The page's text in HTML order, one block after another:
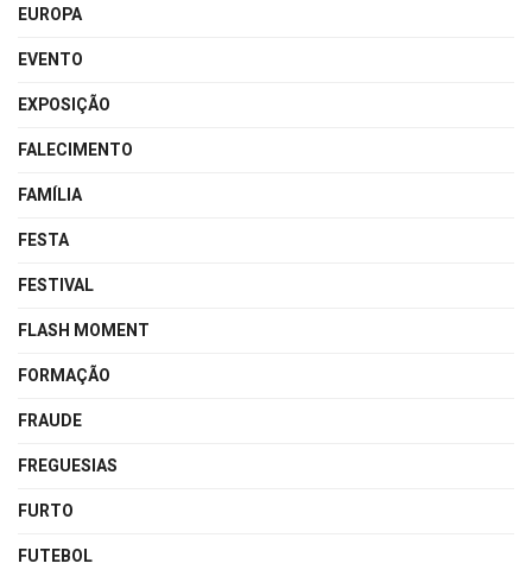
EUROPA
EVENTO
EXPOSIÇÃO
FALECIMENTO
FAMÍLIA
FESTA
FESTIVAL
FLASH MOMENT
FORMAÇÃO
FRAUDE
FREGUESIAS
FURTO
FUTEBOL